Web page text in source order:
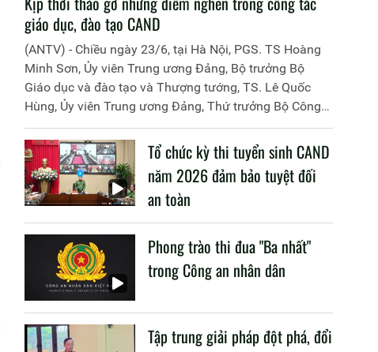
giáo dục, đào tạo CAND
(ANTV) - Chiều ngày 23/6, tại Hà Nội, PGS. TS Hoàng
Minh Sơn, Ủy viên Trung ương Đảng, Bộ trưởng Bộ
Giáo dục và đào tạo và Thượng tướng, TS. Lê Quốc
Hùng, Ủy viên Trung ương Đảng, Thứ trưởng Bộ Công
an đã đồng chủ trì buổi làm việc với các đơn vị của 2
Bộ về một số nội dung liên quan đến công tác giáo dục
và đào tạo của lực lượng CAND.Tổ chức kỳ thi tuyển sinh CAND
năm 2026 đảm bảo tuyệt đối
an toàn
Phong trào thi đua "Ba nhất"
trong Công an nhân dân
Tập trung giải pháp đột phá, đổi